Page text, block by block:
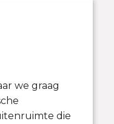
we graag
die